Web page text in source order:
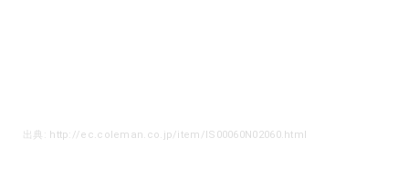
出典: http://ec.coleman.co.jp/item/IS00060N02060.html